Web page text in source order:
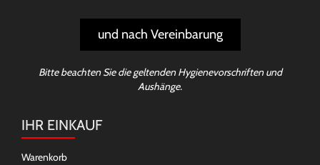
und nach Vereinbarung
Bitte beachten Sie die geltenden Hygienevorschriften und
Aushänge.
IHR EINKAUF
Warenkorb